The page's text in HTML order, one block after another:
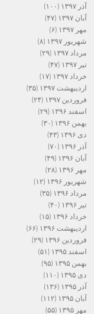
آذر ۱۳۹۷
(۱۰۰)
آبان ۱۳۹۷
(۴۷)
مهر ۱۳۹۷
(۶)
شهریور ۱۳۹۷
(۸)
مرداد ۱۳۹۷
(۲۹)
تیر ۱۳۹۷
(۴۷)
خرداد ۱۳۹۷
(۱۷)
اردیبهشت ۱۳۹۷
(۳۵)
فروردین ۱۳۹۷
(۲۴)
اسفند ۱۳۹۶
(۲۹)
بهمن ۱۳۹۶
(۳۰)
دی ۱۳۹۶
(۴۳)
آذر ۱۳۹۶
(۷۰)
آبان ۱۳۹۶
(۴۹)
مهر ۱۳۹۶
(۲۸)
شهریور ۱۳۹۶
(۱۲)
مرداد ۱۳۹۶
(۳۵)
تیر ۱۳۹۶
(۴۰)
خرداد ۱۳۹۶
(۱۵)
اردیبهشت ۱۳۹۶
(۶۶)
فروردین ۱۳۹۶
(۲۹)
اسفند ۱۳۹۵
(۵۱)
بهمن ۱۳۹۵
(۹۵)
دی ۱۳۹۵
(۱۱۰)
آذر ۱۳۹۵
(۱۳۶)
آبان ۱۳۹۵
(۱۱۲)
مهر ۱۳۹۵
(۵۵)